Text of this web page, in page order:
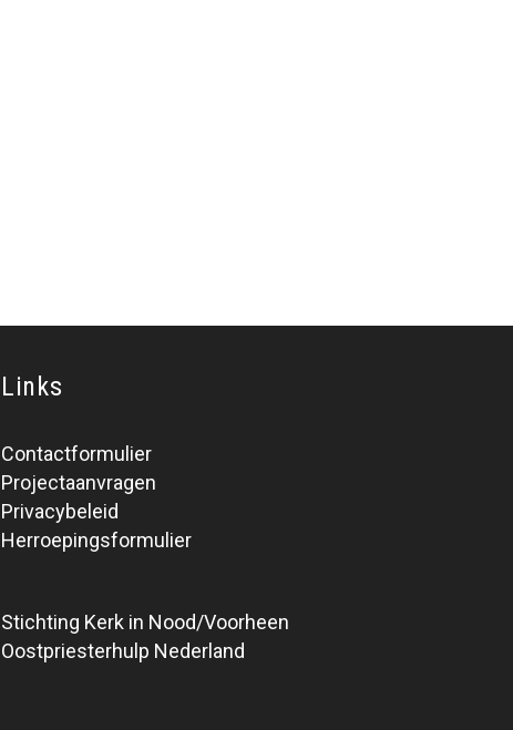
Links
Contactformulier
Projectaanvragen
Privacybeleid
Herroepingsformulier
Stichting Kerk in Nood/Voorheen
Oostpriesterhulp Nederland